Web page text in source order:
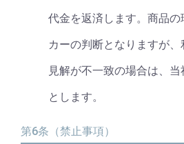
代金を返済します。商品
カーの判断となりますが
見解が不一致の場合は、
とします。
第6条（禁止事項）